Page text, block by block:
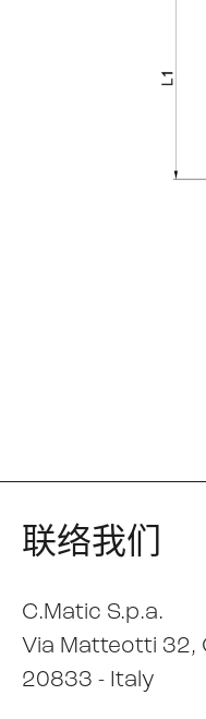
联络我们
C.Matic S.p.a.
Via Matteotti 32,
20833 - Italy